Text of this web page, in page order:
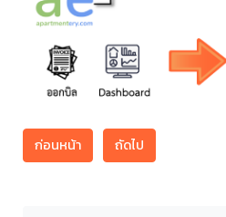
ก่อนหน้า ถัดไป